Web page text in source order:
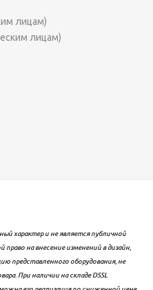
лицам)
лицам)
характер и не является публичной
на внесение изменений в дизайн,
представленного оборудования, не
При наличии на складе DSSL